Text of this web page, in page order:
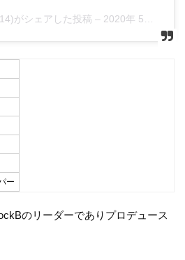
がシェアした投稿 – 2020年 5月月17日午後11時25分PDT
ー
のリーダーでありプロデュース